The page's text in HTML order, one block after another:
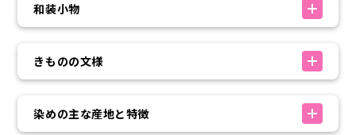
和装小物
きものの文様
染めの主な産地と特徴